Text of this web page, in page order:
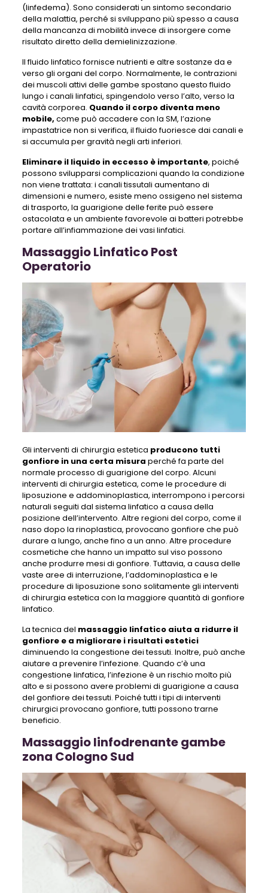
(linfedema). Sono considerati un sintomo secondario
della malattia, perché si sviluppano più spesso a causa
della mancanza di mobilità invece di insorgere come
risultato diretto della demielinizzazione.
Il fluido linfatico fornisce nutrienti e altre sostanze da e
verso gli organi del corpo. Normalmente, le contrazioni
dei muscoli attivi delle gambe spostano questo fluido
lungo i canali linfatici, spingendolo verso l’alto, verso la
cavità corporea. Quando il corpo diventa meno
mobile, come può accadere con la SM, l’azione
impastatrice non si verifica, il fluido fuoriesce dai canali e
si accumula per gravità negli arti inferiori.
Eliminare il liquido in eccesso è importante, poiché
possono svilupparsi complicazioni quando la condizione
non viene trattata: i canali tissutali aumentano di
dimensioni e numero, esiste meno ossigeno nel sistema
di trasporto, la guarigione delle ferite può essere
ostacolata e un ambiente favorevole ai batteri potrebbe
portare all’infiammazione dei vasi linfatici.
Massaggio Linfatico Post
Operatorio
Gli interventi di chirurgia estetica producono tutti
gonfiore in una certa misura perché fa parte del
normale processo di guarigione del corpo. Alcuni
interventi di chirurgia estetica, come le procedure di
liposuzione e addominoplastica, interrompono i percorsi
naturali seguiti dal sistema linfatico a causa della
posizione dell’intervento. Altre regioni del corpo, come il
naso dopo la rinoplastica, provocano gonfiore che può
durare a lungo, anche fino a un anno. Altre procedure
cosmetiche che hanno un impatto sul viso possono
anche produrre mesi di gonfiore. Tuttavia, a causa delle
vaste aree di interruzione, l’addominoplastica e le
procedure di liposuzione sono solitamente gli interventi
di chirurgia estetica con la maggiore quantità di gonfiore
linfatico.
La tecnica del massaggio linfatico aiuta a ridurre il
gonfiore e a migliorare i risultati estetici
diminuendo la congestione dei tessuti. Inoltre, può anche
aiutare a prevenire l’infezione. Quando c’è una
congestione linfatica, l’infezione è un rischio molto più
alto e si possono avere problemi di guarigione a causa
del gonfiore dei tessuti. Poiché tutti i tipi di interventi
chirurgici provocano gonfiore, tutti possono trarne
beneficio.
Massaggio linfodrenante gambe
zona Cologno Sud